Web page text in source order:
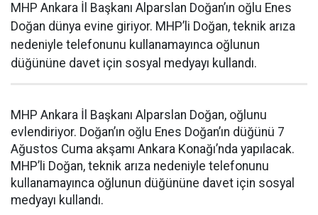
MHP Ankara İl Başkanı Alparslan Doğan’ın oğlu Enes
Doğan dünya evine giriyor. MHP’li Doğan, teknik arıza
nedeniyle telefonunu kullanamayınca oğlunun
düğününe davet için sosyal medyayı kullandı.
MHP Ankara İl Başkanı Alparslan Doğan, oğlunu
evlendiriyor. Doğan’ın oğlu Enes Doğan’ın düğünü 7
Ağustos Cuma akşamı Ankara Konağı’nda yapılacak.
MHP’li Doğan, teknik arıza nedeniyle telefonunu
kullanamayınca oğlunun düğününe davet için sosyal
medyayı kullandı.